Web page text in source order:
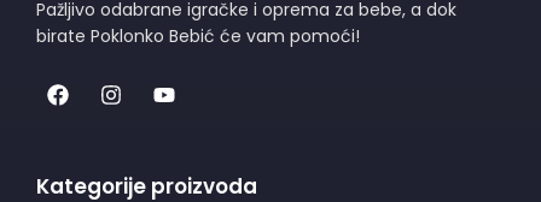
Pažljivo odabrane igračke i oprema za bebe, a dok
birate Poklonko Bebić će vam pomoći!
Kategorije proizvoda